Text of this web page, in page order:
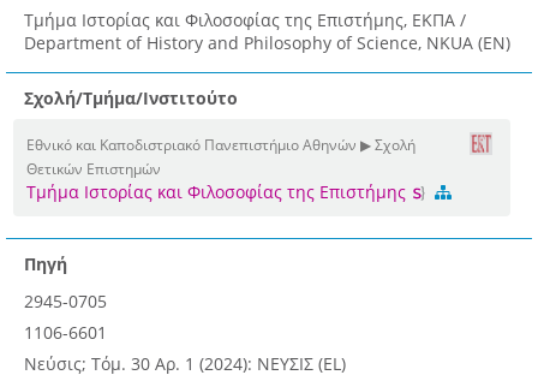
Τμήμα Ιστορίας και Φιλοσοφίας της Επιστήμης, ΕΚΠΑ /
Department of History and Philosophy of Science, NKUA (EN)
Σχολή/Τμήμα/Ινστιτούτο
Εθνικό και Καποδιστριακό Πανεπιστήμιο Αθηνών ▶ Σχολή
Θετικών Επιστημών
Τμήμα Ιστορίας και Φιλοσοφίας της Επιστήμης
Πηγή
2945-0705
1106-6601
Νεύσις; Τόμ. 30 Αρ. 1 (2024): ΝΕΥΣΙΣ (EL)